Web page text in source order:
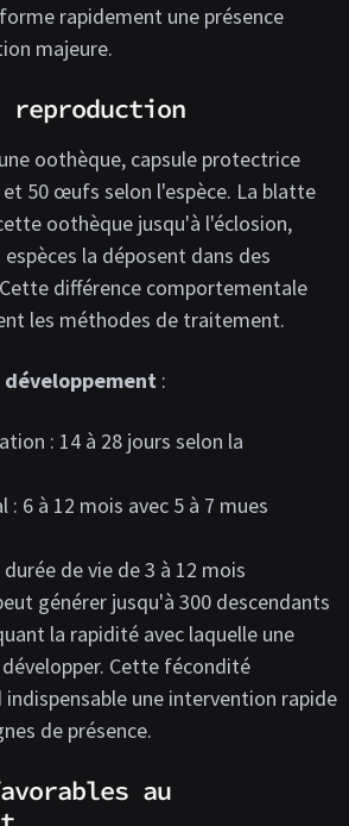
rapidement une présence
majeure.
reproduction
oothèque, capsule protectrice
50 œufs selon l'espèce. La blatte
oothèque jusqu'à l'éclosion,
la déposent dans des
différence comportementale
les méthodes de traitement.
développement :
: 14 à 28 jours selon la
: 6 à 12 mois avec 5 à 7 mues
de vie de 3 à 12 mois
générer jusqu'à 300 descendants
la rapidité avec laquelle une
Cette fécondité
une intervention rapide
de présence.
au